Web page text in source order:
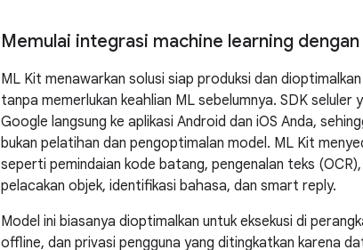
Memulai integrasi machine learning
ML Kit menawarkan solusi siap produksi dan
tanpa memerlukan keahlian ML sebelumnya. SDK seluler
Google langsung ke aplikasi Android dan iOS Anda,
bukan pelatihan dan pengoptimalan model. ML Kit
seperti pemindaian kode batang, pengenalan teks
pelacakan objek, identifikasi bahasa, dan smart reply.
Model ini biasanya dioptimalkan untuk eksekusi di
offline, dan privasi pengguna yang ditingkatkan karena